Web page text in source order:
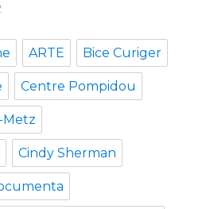
ARTE Bice Curiger
Centre Pompidou
Metz
Cindy Sherman